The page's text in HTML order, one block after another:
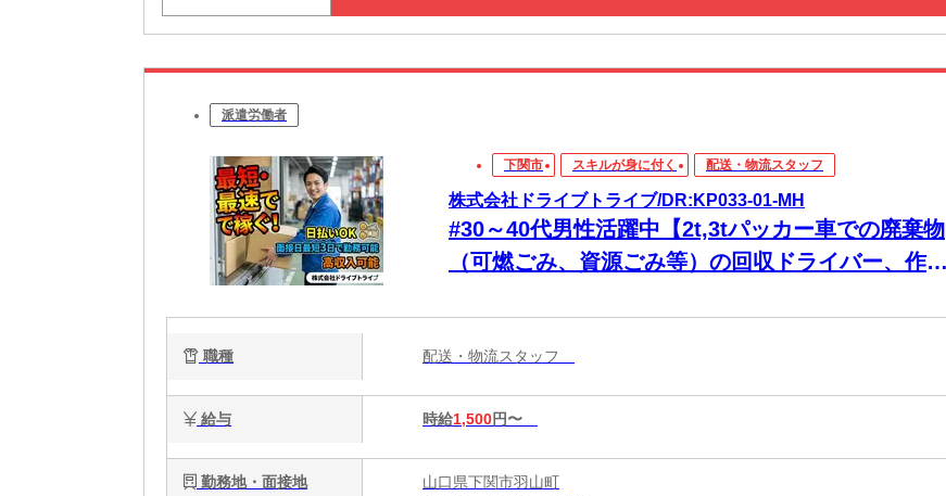
派遣労働者
下関市 スキルが身に付く 配送・物流スタッフ
株式会社ドライブトライブ/DR:KP033-01-MH
#30～40代男性活躍中【2t,3tパッカー車での廃棄物
（可燃ごみ、資源ごみ等）の回収ドライバー、作
職種 配送・物流スタッフ
給与 時給1,500円〜
勤務地・面接地
山口県下関市羽山町